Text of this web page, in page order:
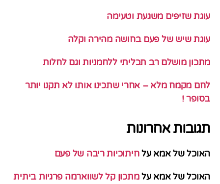
עוגת שזיפים משגעת וטעימה
עוגת שיש של פעם בחושה מהירה וקלה
מתכון מושלם רב תכליתי ללחמניות וגם לחלות
לחם מקמח מלא – אחרי שתכינו אותו לא תקנו יותר
בסופר !
תגובות אחרונות
האוכל של אמא עלחיתוכיות ריבה של פעם
האוכל של אמא עלמתכון קל לשווארמה פרגיות ביתית